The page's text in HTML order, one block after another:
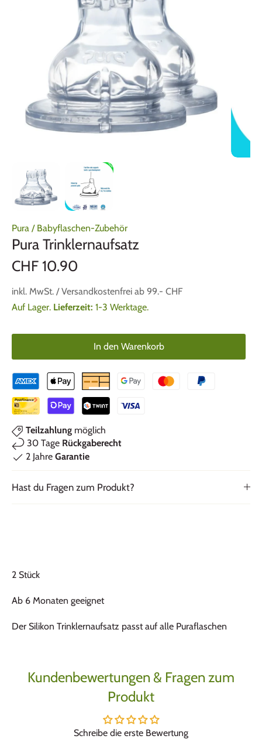
Pura / Babyflaschen-Zubehör
Pura Trinklernaufsatz
CHF 10.90
inkl. MwSt. / Versandkostenfrei ab 99.- CHF
Auf Lager. Lieferzeit: 1-3 Werktage.
In den Warenkorb
Teilzahlung möglich
30 Tage Rückgaberecht
2 Jahre Garantie
Hast du Fragen zum Produkt?
2 Stück
Ab 6 Monaten geeignet
Der Silikon Trinklernaufsatz passt auf alle Puraflaschen
Kundenbewertungen & Fragen zum
Produkt
Schreibe die erste Bewertung